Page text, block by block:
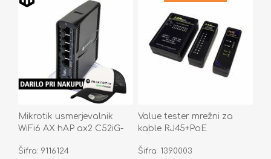
Mikrotik usmerjevalnik
WiFi6 AX hAP ax2 C52iG-
Šifra: 9116124
Value tester mrežni za
kable RJ45+PoE
Šifra: 1390003